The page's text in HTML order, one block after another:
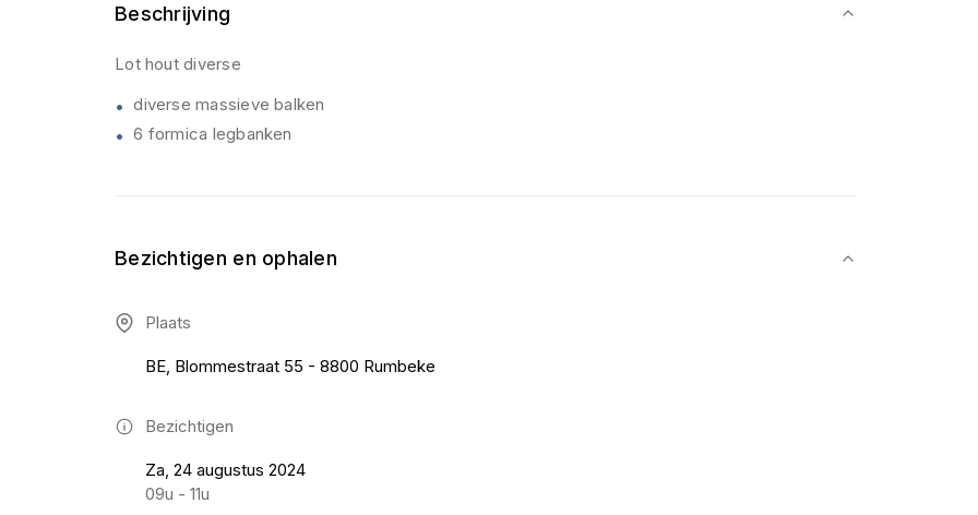
Beschrijving
Lot hout diverse
diverse massieve balken
6 formica legbanken
Bezichtigen en ophalen
Plaats
BE, Blommestraat 55 - 8800 Rumbeke
Bezichtigen
Za, 24 augustus 2024
09u - 11u